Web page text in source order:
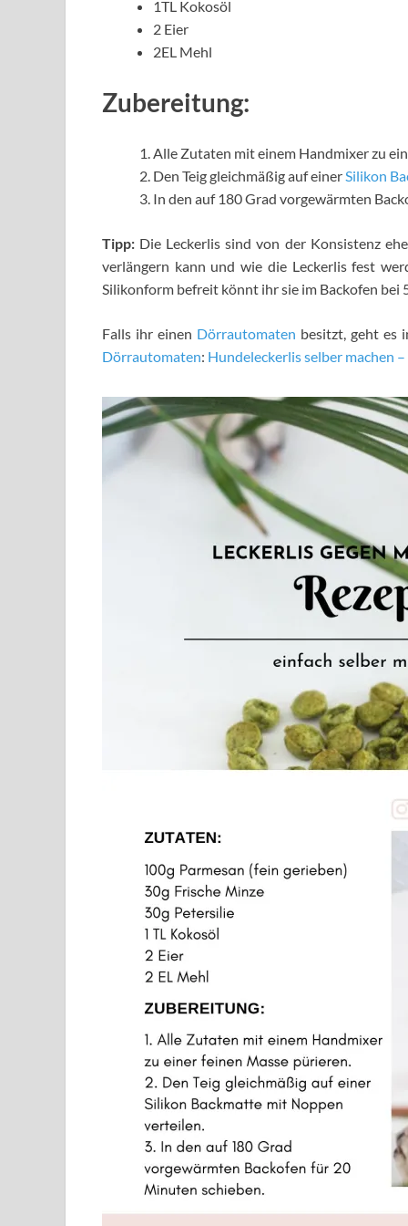
1TL Kokosöl
2 Eier
2EL Mehl
Zubereitung:
Alle Zutaten mit einem Handmixer zu
Den Teig gleichmäßig auf einerSilikon
In den auf 180 Grad vorgewärmten
Tipp: Die Leckerlis sind von der Konsistenz
verlängern kann und wie die Leckerlis fest
Silikonform befreit könnt ihr sie im Backofen bei
Falls ihr einen Dörrautomaten besitzt, geht es
Dörrautomaten: Hundeleckerlis selber machen